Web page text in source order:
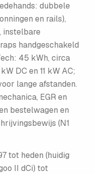
dubbele
en rails),
instelbare
handgeschakeld
45 kWh, circa
DC en 11 kW AC;
lange afstanden.
EGR en
bestelwagen en
(N1
tot heden (huidig
II dCi) tot